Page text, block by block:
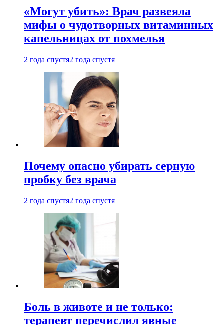
«Могут убить»: Врач развеяла
мифы о чудотворных витаминных
капельницах от похмелья
2 года спустя2 года спустя
Почему опасно убирать серную
пробку без врача
2 года спустя2 года спустя
Боль в животе и не только:
терапевт перечислил явные